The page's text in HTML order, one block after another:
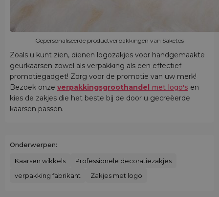
Gepersonaliseerde productverpakkingen van Saketos
Zoals u kunt zien, dienen logozakjes voor handgemaakte
geurkaarsen zowel als verpakking als een effectief
promotiegadget! Zorg voor de promotie van uw merk!
Bezoek onze verpakkingsgroothandel met logo's en
kies de zakjes die het beste bij de door u gecreëerde
kaarsen passen.
Onderwerpen:
Kaarsen wikkels
Professionele decoratiezakjes
verpakking fabrikant
Zakjes met logo